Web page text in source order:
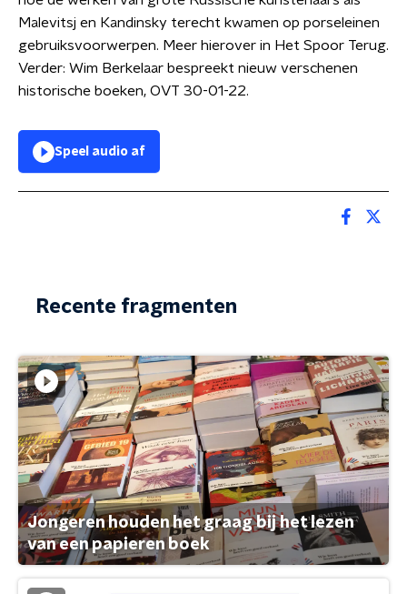
Malevitsj en Kandinsky terecht kwamen op porseleinen
gebruiksvoorwerpen. Meer hierover in Het Spoor Terug.
Verder: Wim Berkelaar bespreekt nieuw verschenen
historische boeken, OVT 30-01-22.
Speel audio af
Recente fragmenten
Jongeren houden het graag bij het lezen
van een papieren boek